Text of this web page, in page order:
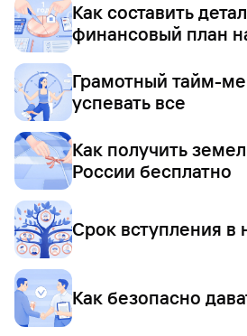
Как составить
финансовый план
Грамотный тайм-
успевать все
Как получить
России бесплатно
Срок вступления в
Как безопасно